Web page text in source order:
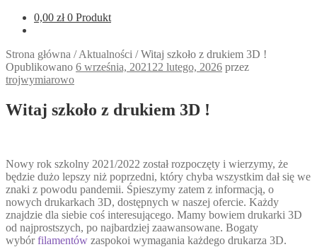
0,00 zł 0 Produkt
Strona główna /Aktualności /Witaj szkoło z drukiem 3D !
Opublikowano 6 września, 2021 22 lutego, 2026 przez
trojwymiarowo
Witaj szkoło z drukiem 3D !
Nowy rok szkolny 2021/2022 został rozpoczęty i wierzymy, że
będzie dużo lepszy niż poprzedni, który chyba wszystkim dał się we
znaki z powodu pandemii. Śpieszymy zatem z informacją, o
nowych drukarkach 3D, dostępnych w naszej ofercie. Każdy
znajdzie dla siebie coś interesującego. Mamy bowiem drukarki 3D
od najprostszych, po najbardziej zaawansowane. Bogaty
wybórfilamentów zaspokoi wymagania każdego drukarza 3D.